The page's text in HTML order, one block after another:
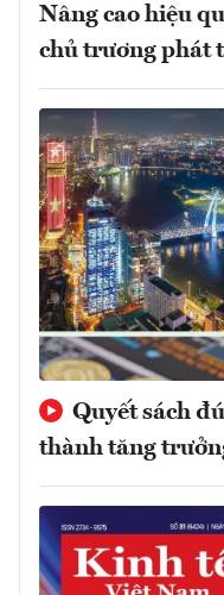
Nâng cao hiệu
chủ trương phát
Quyết sách
thành tăng